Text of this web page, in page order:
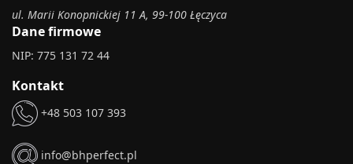
ul. Marii Konopnickiej 11 A, 99-100 Łęczyca
Dane firmowe
NIP: 775 131 72 44
Kontakt
+48 503 107 393
info@bhperfect.pl